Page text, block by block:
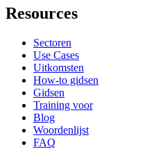
Resources
Sectoren
Use Cases
Uitkomsten
How-to gidsen
Gidsen
Training voor
Blog
Woordenlijst
FAQ